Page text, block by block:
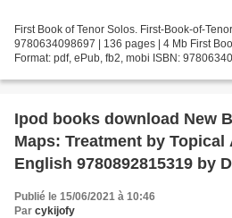
First Book of Tenor Solos. First-Book-of-
9780634098697 | 136 pages | 4 Mb First
Format: pdf, ePub, fb2, mobi ISBN:
Ipod books download New
Maps: Treatment by
English 9780892815319 by
Publié le 15/06/2021 à 10:46
Par cykijofy